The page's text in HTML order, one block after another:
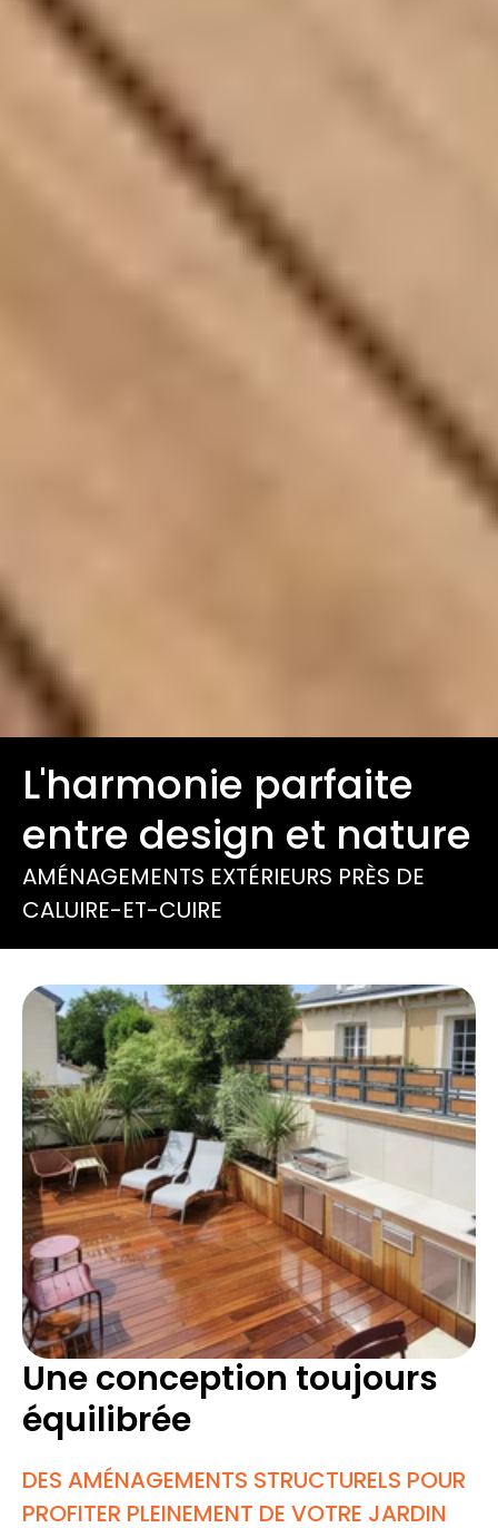
AMÉNAGEMENTS EXTÉRIEURS PRÈS DE
CALUIRE-ET-CUIRE
L'harmonie parfaite
entre design et nature
Une conception toujours
équilibrée
DES AMÉNAGEMENTS STRUCTURELS POUR
PROFITER PLEINEMENT DE VOTRE JARDIN